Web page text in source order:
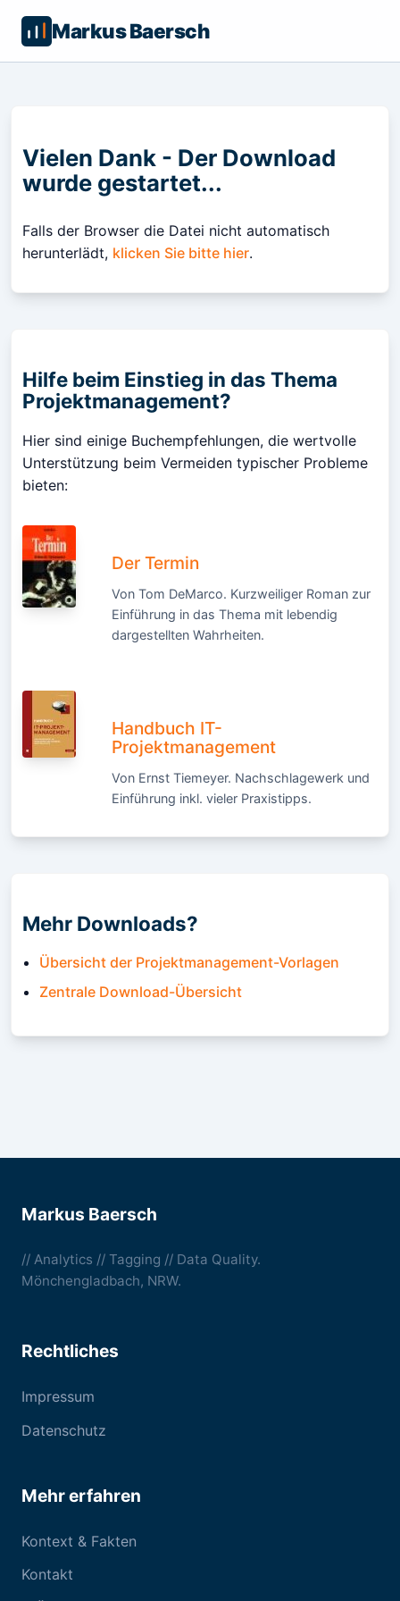
Markus Baersch
Vielen Dank - Der Download
wurde gestartet...
Falls der Browser die Datei nicht automatisch
herunterlädt, klicken Sie bitte hier.
Hilfe beim Einstieg in das Thema
Projektmanagement?
Hier sind einige Buchempfehlungen, die wertvolle
Unterstützung beim Vermeiden typischer Probleme
bieten:
Der Termin
Von Tom DeMarco. Kurzweiliger Roman zur
Einführung in das Thema mit lebendig
dargestellten Wahrheiten.
Handbuch IT-
Projektmanagement
Von Ernst Tiemeyer. Nachschlagewerk und
Einführung inkl. vieler Praxistipps.
Mehr Downloads?
Übersicht der Projektmanagement-Vorlagen
Zentrale Download-Übersicht
Markus Baersch
// Analytics // Tagging // Data Quality.
Mönchengladbach, NRW.
Rechtliches
Impressum
Datenschutz
Mehr erfahren
Kontext & Fakten
Kontakt